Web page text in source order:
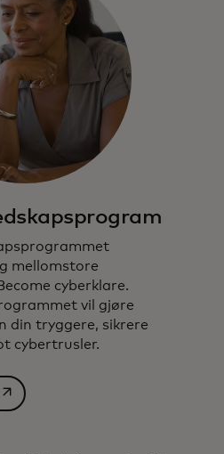
mellomstore
cyberklare.
vil gjøre
din tryggere, sikrere
cybertrusler.
in a new tab